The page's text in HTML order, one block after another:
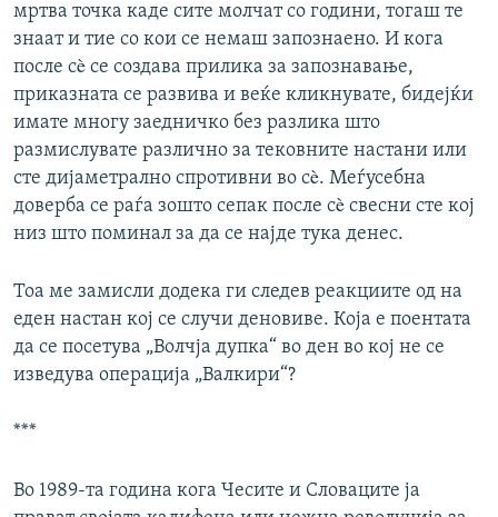
мртва точка каде сите молчат со години, тогаш те
знаат и тие со кои се немаш запознаено. И кога
после сè се создава прилика за запознавање,
приказната се развива и веќе кликнувате, бидејќи
имате многу заедничко без разлика што
размислувате различно за тековните настани или
сте дијаметрално спротивни во сè. Меѓусебна
доверба се раѓа зошто сепак после сè свесни сте кој
низ што поминал за да се најде тука денес.
Тоа ме замисли додека ги следев реакциите од на
еден настан кој се случи деновиве. Која е поентата
да се посетува „Волчја дупка“ во ден во кој не се
изведува операција „Валкири“?
***
Во 1989-та година кога Чесите и Словаците ја